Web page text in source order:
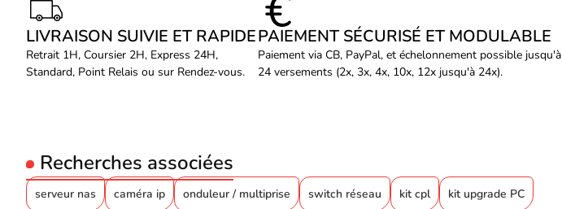
LIVRAISON SUIVIE ET RAPIDE
Retrait 1H, Coursier 2H, Express 24H,
Standard, Point Relais ou sur Rendez-vous.
PAIEMENT SÉCURISÉ ET MODULABLE
Paiement via CB, PayPal, et échelonnement possible jusqu'à
24 versements (2x, 3x, 4x, 10x, 12x jusqu'à 24x).
Recherches associées
serveur nas caméra ip onduleur / multiprise switch réseau kit cpl kit upgrade PC